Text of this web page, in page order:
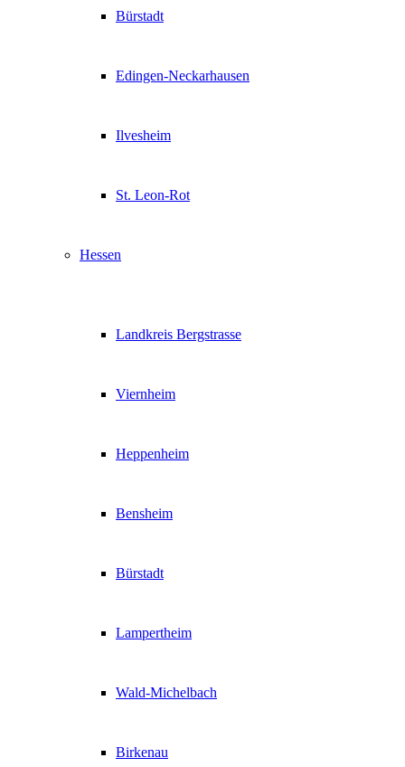
Bürstadt
Edingen-Neckarhausen
Ilvesheim
St. Leon-Rot
Hessen
Landkreis Bergstrasse
Viernheim
Heppenheim
Bensheim
Bürstadt
Lampertheim
Wald-Michelbach
Birkenau